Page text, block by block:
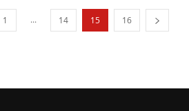
1 ... 14 15 16